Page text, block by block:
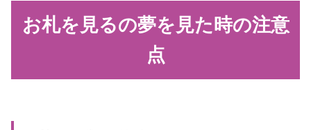
お札を見るの夢を見た時の注意
点